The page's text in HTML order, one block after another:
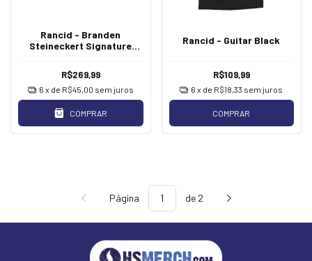
Rancid - Branden
Steineckert Signature
[Chave de Bateria]
R$269,99
6 x de R$45,00 sem juros
COMPRAR
Rancid - Guitar Black
R$109,99
6 x de R$18,33 sem juros
COMPRAR
Página de 2